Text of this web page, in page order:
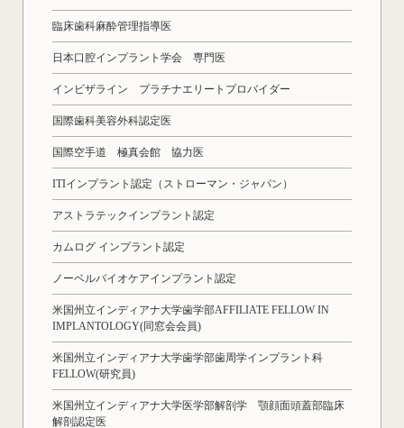
臨床歯科麻酔管理指導医
日本口腔インプラント学会 専門医
インビザライン プラチナエリートプロバイダー
国際歯科美容外科認定医
国際空手道 極真会館 協力医
ITIインプラント認定（ストローマン・ジャパン）
アストラテックインプラント認定
カムログ インプラント認定
ノーベルバイオケアインプラント認定
米国州立インディアナ大学歯学部AFFILIATE FELLOW IN
IMPLANTOLOGY(同窓会会員)
米国州立インディアナ大学歯学部歯周学インプラント科
FELLOW(研究員)
米国州立インディアナ大学医学部解剖学 顎顔面頭蓋部臨床
解剖認定医